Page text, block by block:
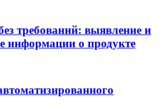
требований: выявление и
информации о продукте